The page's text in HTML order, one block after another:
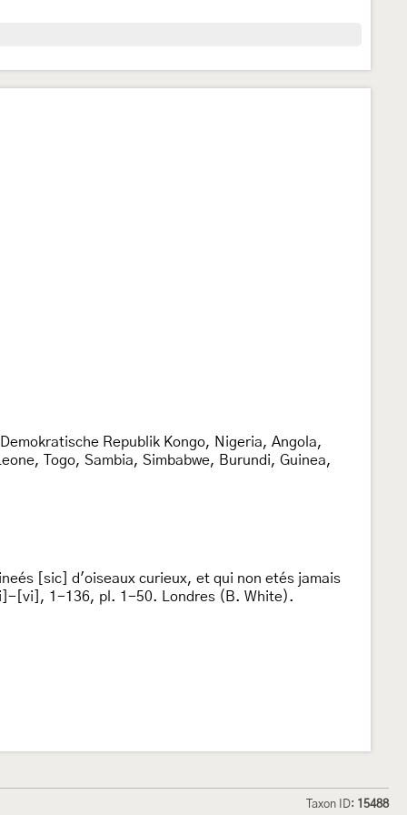
Republik Kongo, Nigeria, Angola,
Togo, Sambia, Simbabwe, Burundi, Guinea,
[sic] d'oiseaux curieux, et qui non etés jamais
[vi], 1-136, pl. 1-50. Londres (B. White).
Taxon ID: 15488